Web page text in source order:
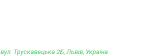
вул. Трускавецька 2Б, Львів, Україна